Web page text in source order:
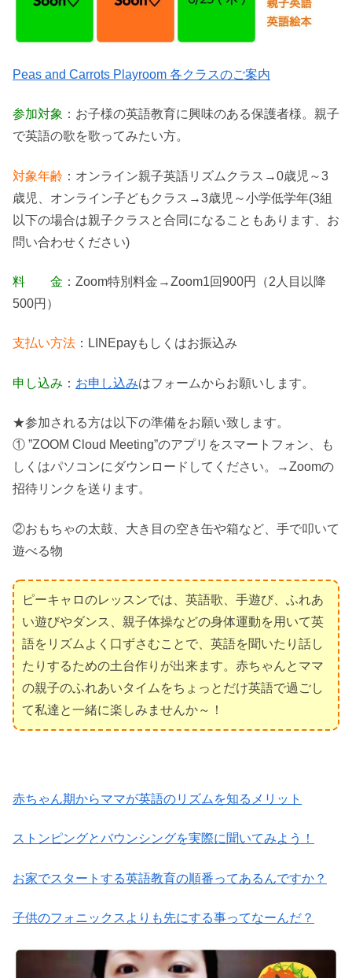
Peas and Carrots Playroom 各クラスのご案内
参加対象 ：お子様の英語教育に興味のある保護者様。親子
で英語の歌を歌ってみたい方。
対象年齢 ：オンライン親子英語リズムクラス→0歳児～3
歳児、オンライン子どもクラス→3歳児～小学低学年(3組
以下の場合は親子クラスと合同になることもあります、お
問い合わせください)
料 金 ：Zoom特別料金→Zoom1回900円（2人目以降
500円）
支払い方法 ：LINEpayもしくはお振込み
申し込み ： お申し込みはフォームからお願いします。
★参加される方は以下の準備をお願い致します。
① ”ZOOM Cloud Meeting”のアプリをスマートフォン、も
しくはパソコンにダウンロードしてください。→Zoomの
招待リンクを送ります。
②おもちゃの太鼓、大き目の空き缶や箱など、手で叩いて
遊べる物
ピーキャロのレッスンでは、英語歌、手遊び、ふれあ
い遊びやダンス、親子体操などの身体運動を用いて英
語をリズムよく口ずさむことで、英語を聞いたり話し
たりするための土台作りが出来ます。赤ちゃんとママ
の親子のふれあいタイムをちょっとだけ英語で過ごし
て私達と一緒に楽しみませんか～！
赤ちゃん期からママが英語のリズムを知るメリット
ストンピングとバウンシングを実際に聞いてみよう！
お家でスタートする英語教育の順番ってあるんですか？
子供のフォニックスよりも先にする事ってなーんだ？